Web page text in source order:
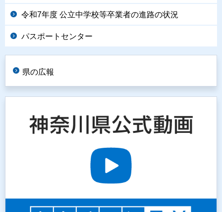
令和7年度 公立中学校等卒業者の進路の状況
パスポートセンター
県の広報